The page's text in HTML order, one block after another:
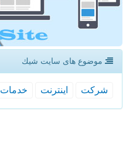
موضوع های سایت شیك
شركت اینترنت خدمات